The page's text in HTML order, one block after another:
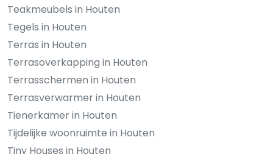
Teakmeubels in Houten
Tegels in Houten
Terras in Houten
Terrasoverkapping in Houten
Terrasschermen in Houten
Terrasverwarmer in Houten
Tienerkamer in Houten
Tijdelijke woonruimte in Houten
Tiny Houses in Houten